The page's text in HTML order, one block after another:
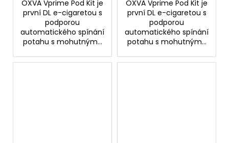
OXVA Vprime Pod Kit je
první DL e-cigaretou s
podporou
automatického spínání
potahu s mohutným...
OXVA Vprime Pod Kit je
první DL e-cigaretou s
podporou
automatického spínání
potahu s mohutným...